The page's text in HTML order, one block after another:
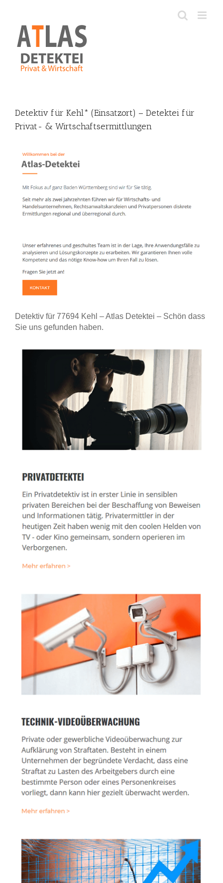
content
Detektiv für Kehl* (Einsatzort) – Detektei für
Privat- & Wirtschaftsermittlungen
Detektiv für 77694 Kehl – Atlas Detektei – Schön dass
Sie uns gefunden haben.